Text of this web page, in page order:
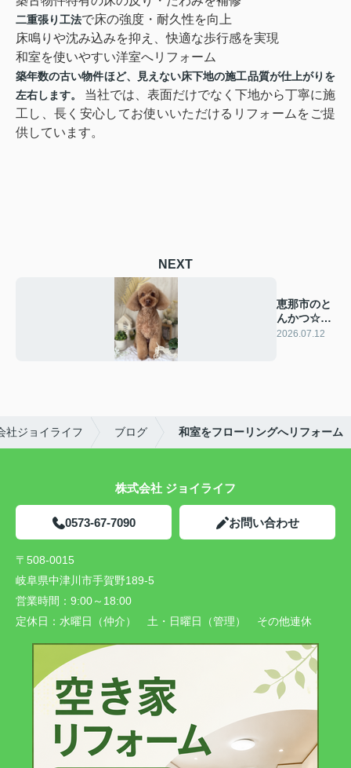
二重張り工法で床の強度・耐久性を向上
床鳴りや沈み込みを抑え、快適な歩行感を実現
和室を使いやすい洋室へリフォーム
築年数の古い物件ほど、見えない床下地の施工品質が仕上がりを
左右します。
当社では、表面だけでなく下地から丁寧に施
工し、長く安心してお使いいただけるリフォームをご提
供しています。
NEXT
恵那市のと
んかつ☆若
葉屋
2026.07.12
社ジョイライフ ブログ 和室をフローリングへリフォーム
株式会社 ジョイライフ
0573-67-7090 お問い合わせ
〒508-0015
岐阜県中津川市手賀野189-5
営業時間： 9:00～18:00
定休日： 水曜日（仲介） 土・日曜日（管理） その他連休